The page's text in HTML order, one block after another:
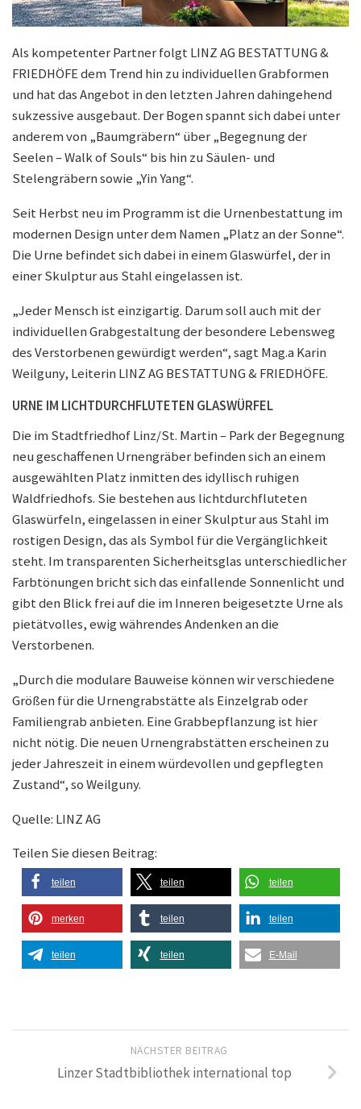
Als kompetenter Partner folgt LINZ AG BESTATTUNG &
FRIEDHÖFE dem Trend hin zu individuellen Grabformen
und hat das Angebot in den letzten Jahren dahingehend
sukzessive ausgebaut. Der Bogen spannt sich dabei unter
anderem von „Baumgräbern“ über „Begegnung der
Seelen – Walk of Souls“ bis hin zu Säulen- und
Stelengräbern sowie „Yin Yang“.
Seit Herbst neu im Programm ist die Urnenbestattung im
modernen Design unter dem Namen „Platz an der Sonne“.
Die Urne befindet sich dabei in einem Glaswürfel, der in
einer Skulptur aus Stahl eingelassen ist.
„Jeder Mensch ist einzigartig. Darum soll auch mit der
individuellen Grabgestaltung der besondere Lebensweg
des Verstorbenen gewürdigt werden“, sagt Mag.a Karin
Weilguny, Leiterin LINZ AG BESTATTUNG & FRIEDHÖFE.
URNE IM LICHTDURCHFLUTETEN GLASWÜRFEL
Die im Stadtfriedhof Linz/St. Martin – Park der Begegnung
neu geschaffenen Urnengräber befinden sich an einem
ausgewählten Platz inmitten des idyllisch ruhigen
Waldfriedhofs. Sie bestehen aus lichtdurchfluteten
Glaswürfeln, eingelassen in einer Skulptur aus Stahl im
rostigen Design, das als Symbol für die Vergänglichkeit
steht. Im transparenten Sicherheitsglas unterschiedlicher
Farbtönungen bricht sich das einfallende Sonnenlicht und
gibt den Blick frei auf die im Inneren beigesetzte Urne als
pietätvolles, ewig währendes Andenken an die
Verstorbenen.
„Durch die modulare Bauweise können wir verschiedene
Größen für die Urnengrabstätte als Einzelgrab oder
Familiengrab anbieten. Eine Grabbepflanzung ist hier
nicht nötig. Die neuen Urnengrabstätten erscheinen zu
jeder Jahreszeit in einem würdevollen und gepflegten
Zustand“, so Weilguny.
Quelle: LINZ AG
Teilen Sie diesen Beitrag:
teilen teilen teilen
merken teilen teilen
teilen teilen E-Mail
NÄCHSTER BEITRAG
Linzer Stadtbibliothek international top